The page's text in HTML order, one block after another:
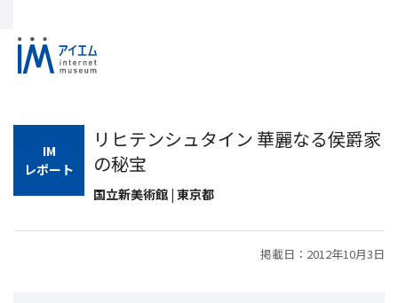
IM
レポート
リヒテンシュタイン 華麗なる侯爵家
の秘宝
国立新美術館 | 東京都
掲載日：2012年10月3日